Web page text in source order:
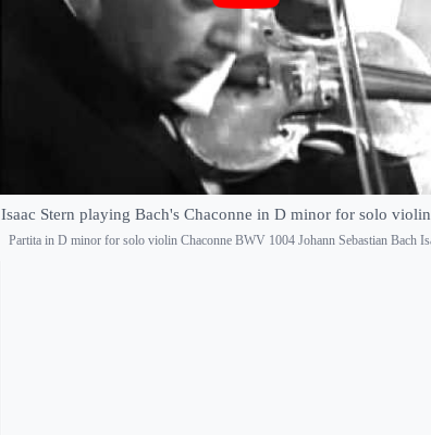
Isaac Stern playing Bach's Chaconne in D minor for solo
Partita in D minor for solo violin Chaconne BWV 1004 Johann Sebastian Bach